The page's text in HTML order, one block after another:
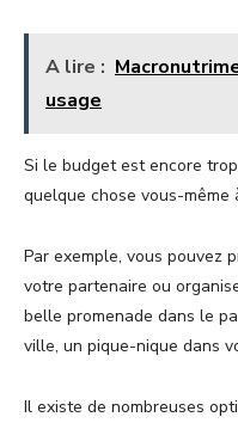
A lire :
usage
Si le budget est encore
quelque chose vous-même
Par exemple, vous pouvez
votre partenaire ou
belle promenade dans le
ville, un pique-nique dans
Il existe de nombreuses